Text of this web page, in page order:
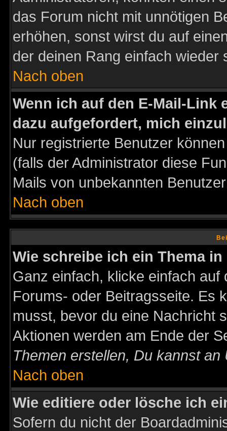
das Forum nicht mit unnötigen
erhöhen, sonst wirst du auf
der deinen Rang einfach wieder
Nach oben
Wenn ich auf den E-Mail-Link
dazu aufgefordert, mich
Nur registrierte Benutzer
(falls der Administrator diese
Mails von unbekannten
Nach oben
Wie schreibe ich ein Thema
Ganz einfach, klicke einfach
Forums- oder Beitragsseite. Es
musst, bevor du eine Nachricht
Aktionen werden am Ende der
Themen erstellen, Du kannst
Nach oben
Wie editiere oder lösche ich
Sofern du nicht der